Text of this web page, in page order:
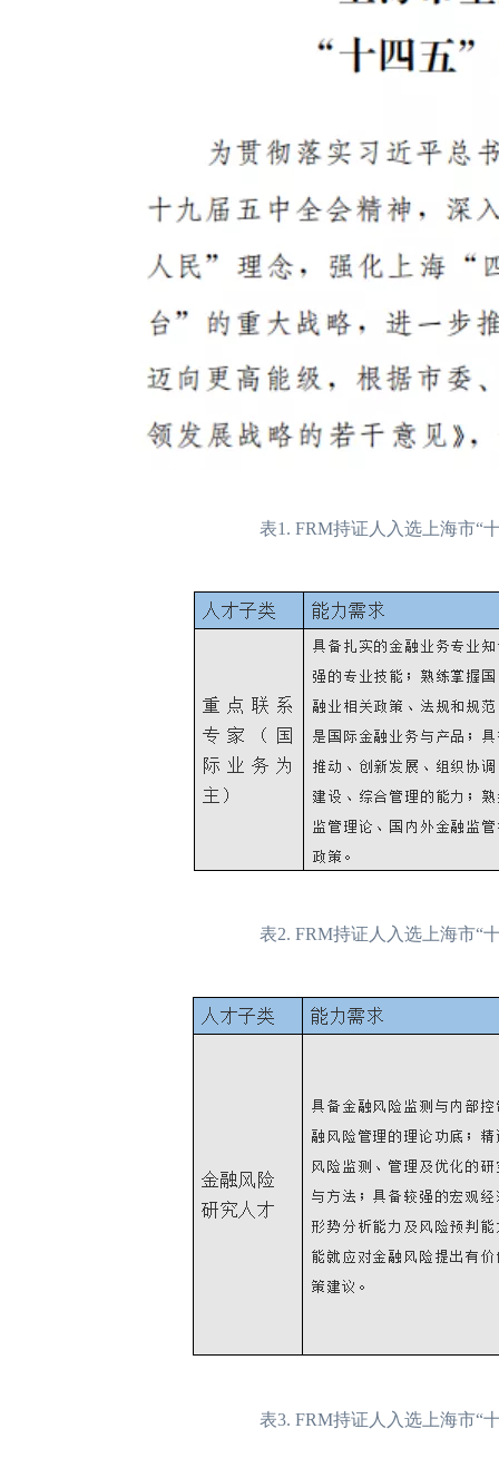
表1. FRM持证人入选上海市“
表2. FRM持证人入选上海市“
表3. FRM持证人入选上海市“